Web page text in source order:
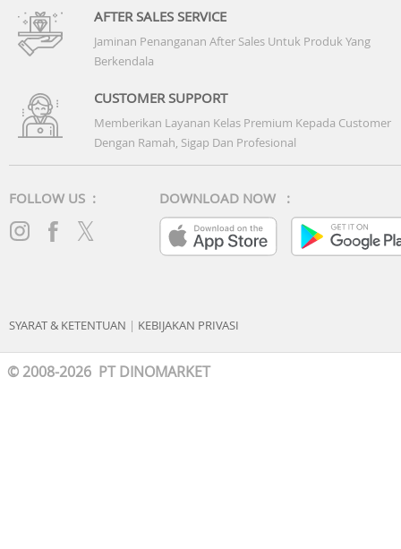
AFTER SALES SERVICE
Jaminan Penanganan After Sales Untuk Produk Yang
Berkendala
CUSTOMER SUPPORT
Memberikan Layanan Kelas Premium Kepada Customer
Dengan Ramah, Sigap Dan Profesional
FOLLOW US : DOWNLOAD NOW :
SYARAT & KETENTUAN | KEBIJAKAN PRIVASI
© 2008-2026 PT DINOMARKET